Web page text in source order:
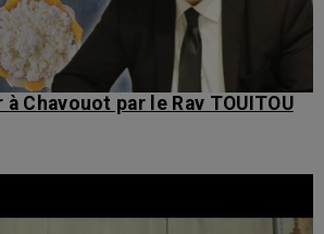
à Chavouot par le Rav TOUITOU